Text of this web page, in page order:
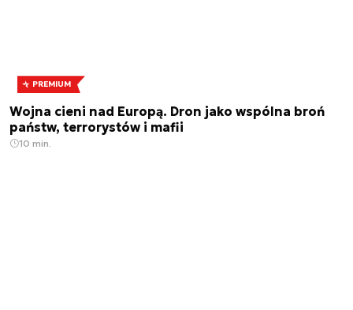
PREMIUM
Wojna cieni nad Europą. Dron jako wspólna broń
państw, terrorystów i mafii
10 min.